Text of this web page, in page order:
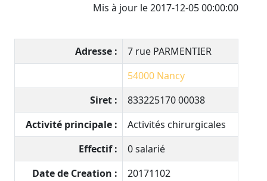
Mis à jour le 2017-12-05 00:00:00
Adresse :
7 rue PARMENTIER
54000 Nancy
Siret :
833225170 00038
Activité principale :
Activités chirurgicales
Effectif :
0 salarié
Date de Creation :
20171102